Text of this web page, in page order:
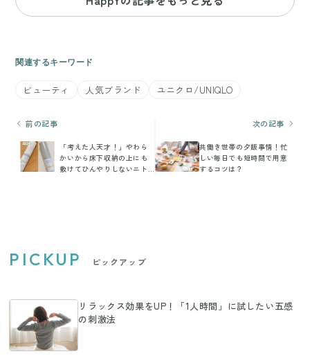
関連するキーワード
ビューティ 人気ブランド ユニクロ/UNIQLO
前の記事
「考えた人天才！」やわら
かいから床下収納の上にも
敷けてひんやりしないニト
次の記事
共働き世帯の夕飯事情！忙
しい毎日でも短時間で用意
するコツは？
PICKUP ピックアップ
リラックス効果をUP！「1人時間」に試したい五感
の刺激法